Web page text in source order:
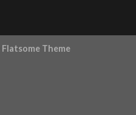
Flatsome Theme